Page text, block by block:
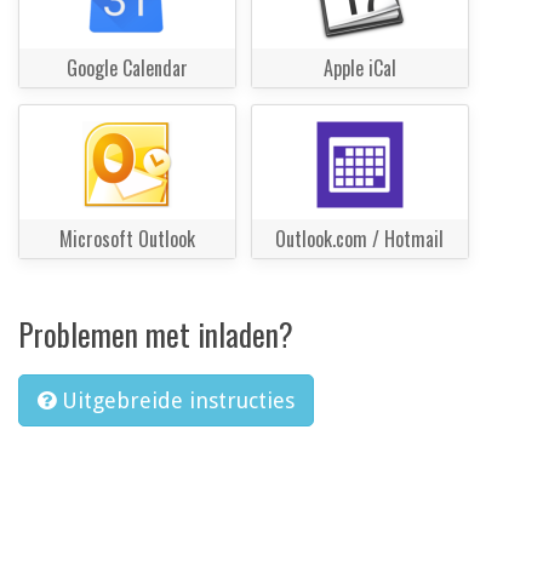
Google Calendar Apple iCal
Microsoft Outlook Outlook.com / Hotmail
Problemen met inladen?
Uitgebreide instructies